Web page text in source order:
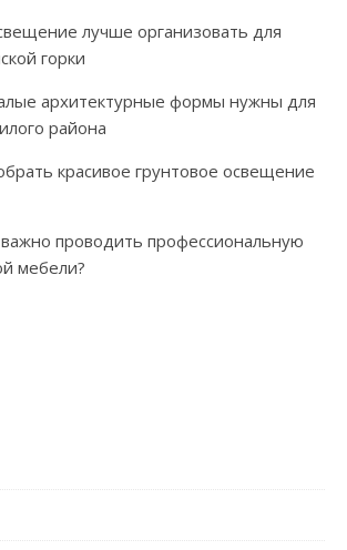
лучше организовать для
горки
архитектурные формы нужны для
района
красивое грунтовое освещение
проводить профессиональную
мебели?